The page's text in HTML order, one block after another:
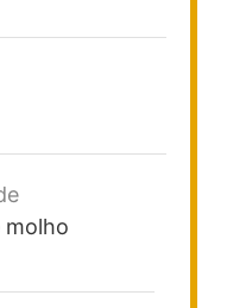
molho